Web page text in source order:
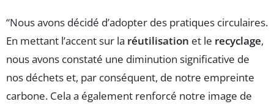
“Nous avons décidé d’adopter des pratiques circulaires.
En mettant l’accent sur la réutilisation et le recyclage,
nous avons constaté une diminution significative de
nos déchets et, par conséquent, de notre empreinte
carbone. Cela a également renforcé notre image de